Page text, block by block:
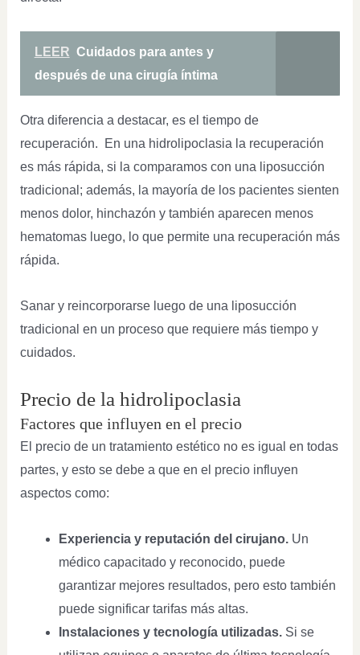
LEER Cuidados para antes y
después de una cirugía íntima
Otra diferencia a destacar, es el tiempo de
recuperación. En una hidrolipoclasia la recuperación
es más rápida, si la comparamos con una liposucción
tradicional; además, la mayoría de los pacientes sienten
menos dolor, hinchazón y también aparecen menos
hematomas luego, lo que permite una recuperación más
rápida.
Sanar y reincorporarse luego de una liposucción
tradicional en un proceso que requiere más tiempo y
cuidados.
Precio de la hidrolipoclasia
Factores que influyen en el precio
El precio de un tratamiento estético no es igual en todas
partes, y esto se debe a que en el precio influyen
aspectos como:
Experiencia y reputación del cirujano. Un
médico capacitado y reconocido, puede
garantizar mejores resultados, pero esto también
puede significar tarifas más altas.
Instalaciones y tecnología utilizadas. Si se